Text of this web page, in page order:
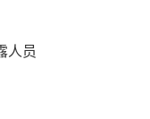
人员